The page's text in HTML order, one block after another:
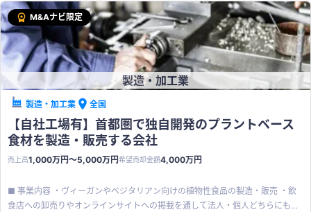
製造・加工業
M&Aナビ限定
製造・加工業 全国
【自社工場有】首都圏で独自開発のプラントベース
食材を製造・販売する会社
売上高1,000万円〜5,000万円希望売却金額4,000万円
■ 事業内容 ・ヴィーガンやベジタリアン向けの植物性食品の製造・販売 ・飲
食店への卸売りやオンラインサイトへの掲載を通して法人・個人どちらにも販